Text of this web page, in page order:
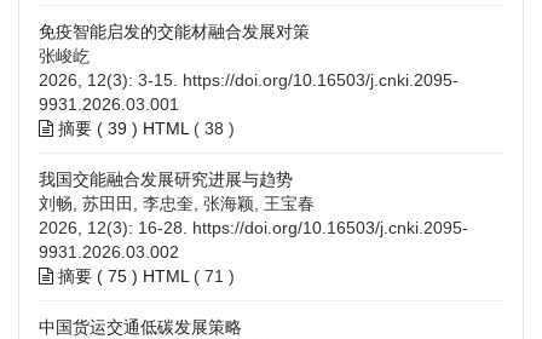
免疫智能启发的交能材融合发展对策
张峻屹
2026, 12(3): 3-15. https://doi.org/10.16503/j.cnki.2095-
9931.2026.03.001
摘要 ( 39 ) HTML ( 38 )
我国交能融合发展研究进展与趋势
刘畅, 苏田田, 李忠奎, 张海颖, 王宝春
2026, 12(3): 16-28. https://doi.org/10.16503/j.cnki.2095-
9931.2026.03.002
摘要 ( 75 ) HTML ( 71 )
中国货运交通低碳发展策略